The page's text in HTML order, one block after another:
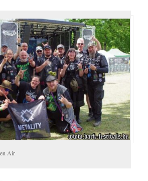
Air